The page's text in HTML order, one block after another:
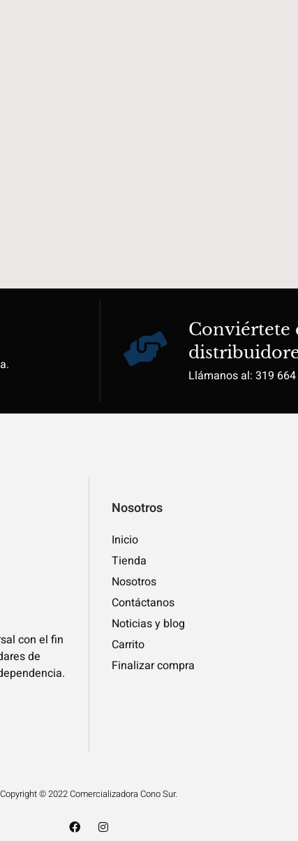
Conviértete
Llámanos al: 319
con el fin
de
Nosotros
Inicio
Tienda
Nosotros
Contáctanos
Noticias y blog
Carrito
Finalizar compra
Copyright © 2022 Comercializadora Cono Sur.